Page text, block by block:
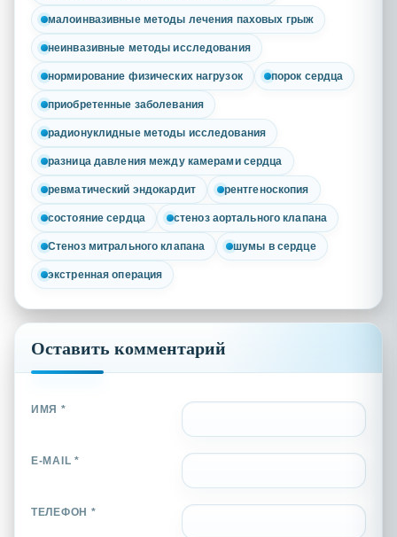
малоинвазивные методы лечения паховых грыж
неинвазивные методы исследования
нормирование физических нагрузок порок сердца
приобретенные заболевания
радионуклидные методы исследования
разница давления между камерами сердца
ревматический эндокардит рентгеноскопия
состояние сердца стеноз аортального клапана
Стеноз митрального клапана шумы в сердце
экстренная операция
Оставить комментарий
ИМЯ *
E-MAIL *
ТЕЛЕФОН *